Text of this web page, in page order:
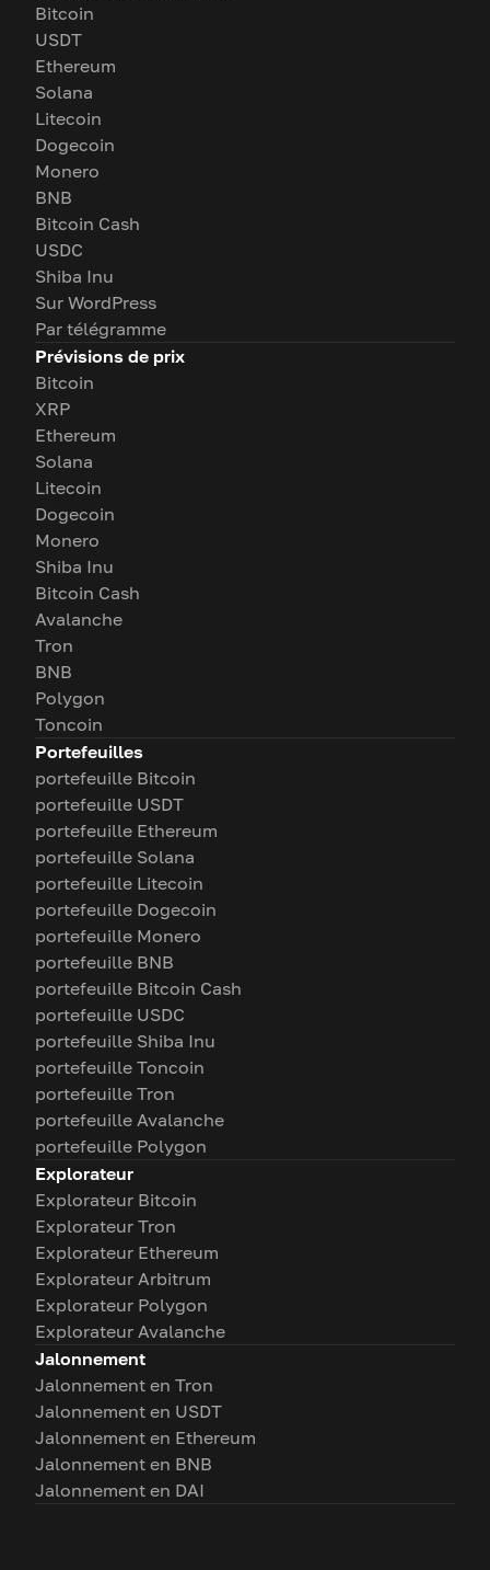
Bitcoin
USDT
Ethereum
Solana
Litecoin
Dogecoin
Monero
BNB
Bitcoin Cash
USDC
Shiba Inu
Sur WordPress
Par télégramme
Prévisions de prix
Bitcoin
XRP
Ethereum
Solana
Litecoin
Dogecoin
Monero
Shiba Inu
Bitcoin Cash
Avalanche
Tron
BNB
Polygon
Toncoin
Portefeuilles
portefeuille Bitcoin
portefeuille USDT
portefeuille Ethereum
portefeuille Solana
portefeuille Litecoin
portefeuille Dogecoin
portefeuille Monero
portefeuille BNB
portefeuille Bitcoin Cash
portefeuille USDC
portefeuille Shiba Inu
portefeuille Toncoin
portefeuille Tron
portefeuille Avalanche
portefeuille Polygon
Explorateur
Explorateur Bitcoin
Explorateur Tron
Explorateur Ethereum
Explorateur Arbitrum
Explorateur Polygon
Explorateur Avalanche
Jalonnement
Jalonnement en Tron
Jalonnement en USDT
Jalonnement en Ethereum
Jalonnement en BNB
Jalonnement en DAI